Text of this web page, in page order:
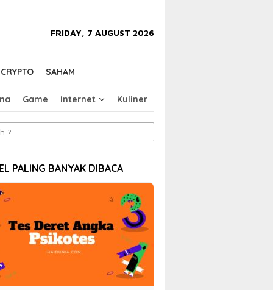
FRIDAY, 7 AUGUST 2026
CRYPTO SAHAM
Game Internet Kuliner
PALING BANYAK DIBACA